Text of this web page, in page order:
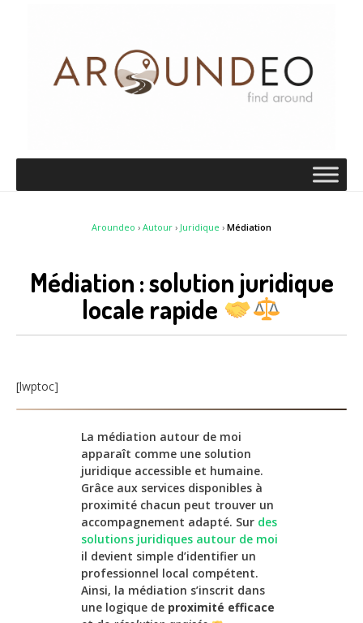
Aroundeo › Autour › Juridique › Médiation
Médiation : solution juridique
locale rapide
[lwptoc]
La médiation autour de moi
apparaît comme une solution
juridique accessible et humaine.
Grâce aux services disponibles à
proximité chacun peut trouver un
accompagnement adapté. Sur des
solutions juridiques autour de moi
il devient simple d’identifier un
professionnel local compétent.
Ainsi, la médiation s’inscrit dans
une logique de proximité efficace